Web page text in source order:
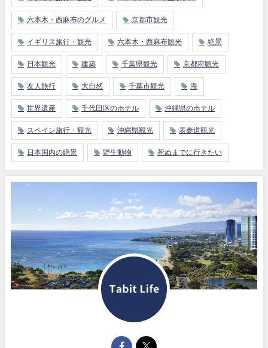
六本木・西麻布のグルメ 京都市観光
イギリス旅行・観光 六本木・西麻布観光 絶景
日本観光 建築 千葉県観光 京都府観光
友人旅行 大自然 千葉市観光 海
世界遺産 千代田区のホテル 沖縄県のホテル
スペイン旅行・観光 沖縄県観光 表参道観光
日本国内の絶景 野生動物 死ぬまでに行きたい